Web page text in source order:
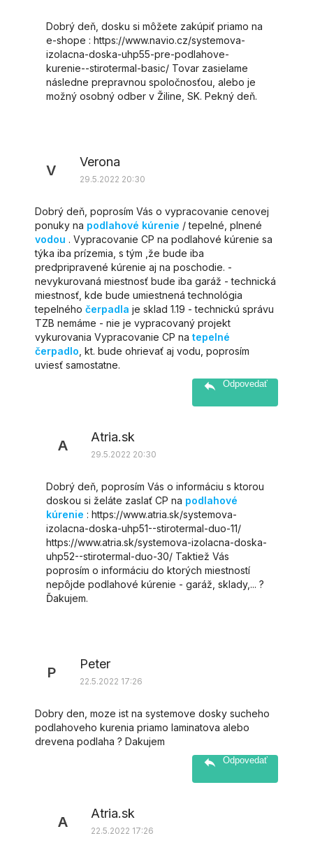
Dobrý deň, dosku si môžete zakúpiť priamo na
e-shope : https://www.navio.cz/systemova-
izolacna-doska-uhp55-pre-podlahove-
kurenie--stirotermal-basic/ Tovar zasielame
následne prepravnou spoločnosťou, alebo je
možný osobný odber v Žiline, SK. Pekný deň.
V
Verona
29.5.2022 20:30
Dobrý deň, poprosím Vás o vypracovanie cenovej
ponuky na podlahové kúrenie / tepelné, plnené
vodou . Vypracovanie CP na podlahové kúrenie sa
týka iba prízemia, s tým ,že bude iba
predpripravené kúrenie aj na poschodie. -
nevykurovaná miestnosť bude iba garáž - technická
miestnosť, kde bude umiestnená technológia
tepelného čerpadla je sklad 1.19 - technickú správu
TZB nemáme - nie je vypracovaný projekt
vykurovania Vypracovanie CP na tepelné
čerpadlo , kt. bude ohrievať aj vodu, poprosím
uviesť samostatne.
Odpovedať
A
Atria.sk
29.5.2022 20:30
Dobrý deň, poprosím Vás o informáciu s ktorou
doskou si želáte zaslať CP na podlahové
kúrenie : https://www.atria.sk/systemova-
izolacna-doska-uhp51--stirotermal-duo-11/
https://www.atria.sk/systemova-izolacna-doska-
uhp52--stirotermal-duo-30/ Taktiež Vás
poprosím o informáciu do ktorých miestností
nepôjde podlahové kúrenie - garáž, sklady,... ?
Ďakujem.
P
Peter
22.5.2022 17:26
Dobry den, moze ist na systemove dosky sucheho
podlahoveho kurenia priamo laminatova alebo
drevena podlaha ? Dakujem
Odpovedať
A
Atria.sk
22.5.2022 17:26